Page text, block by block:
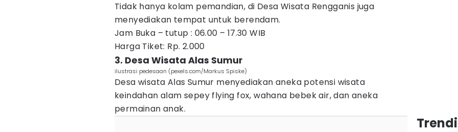
Tidak hanya kolam pemandian, di Desa Wisata Rengganis juga
menyediakan tempat untuk berendam.
Jam Buka – tutup : 06.00 – 17.30 WIB
Harga Tiket: Rp. 2.000
3. Desa Wisata Alas Sumur
ilustrasi pedesaan (pexels.com/Markus Spiske)
Desa wisata Alas Sumur menyediakan aneka potensi wisata
keindahan alam sepey flying fox, wahana bebek air, dan aneka
permainan anak.